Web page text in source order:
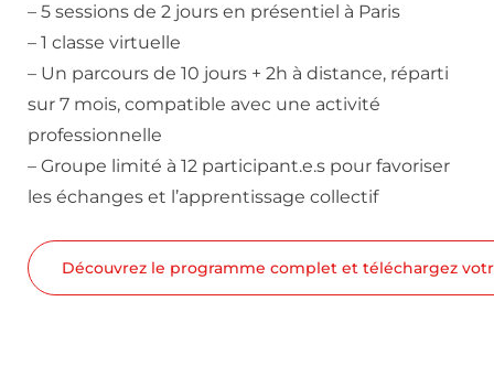
– 5 sessions de 2 jours en présentiel à Paris
– 1 classe virtuelle
– Un parcours de 10 jours + 2h à distance, réparti
sur 7 mois, compatible avec une activité
professionnelle
– Groupe limité à 12 participant.e.s pour favoriser
les échanges et l’apprentissage collectif
Découvrez le programme complet et téléchargez